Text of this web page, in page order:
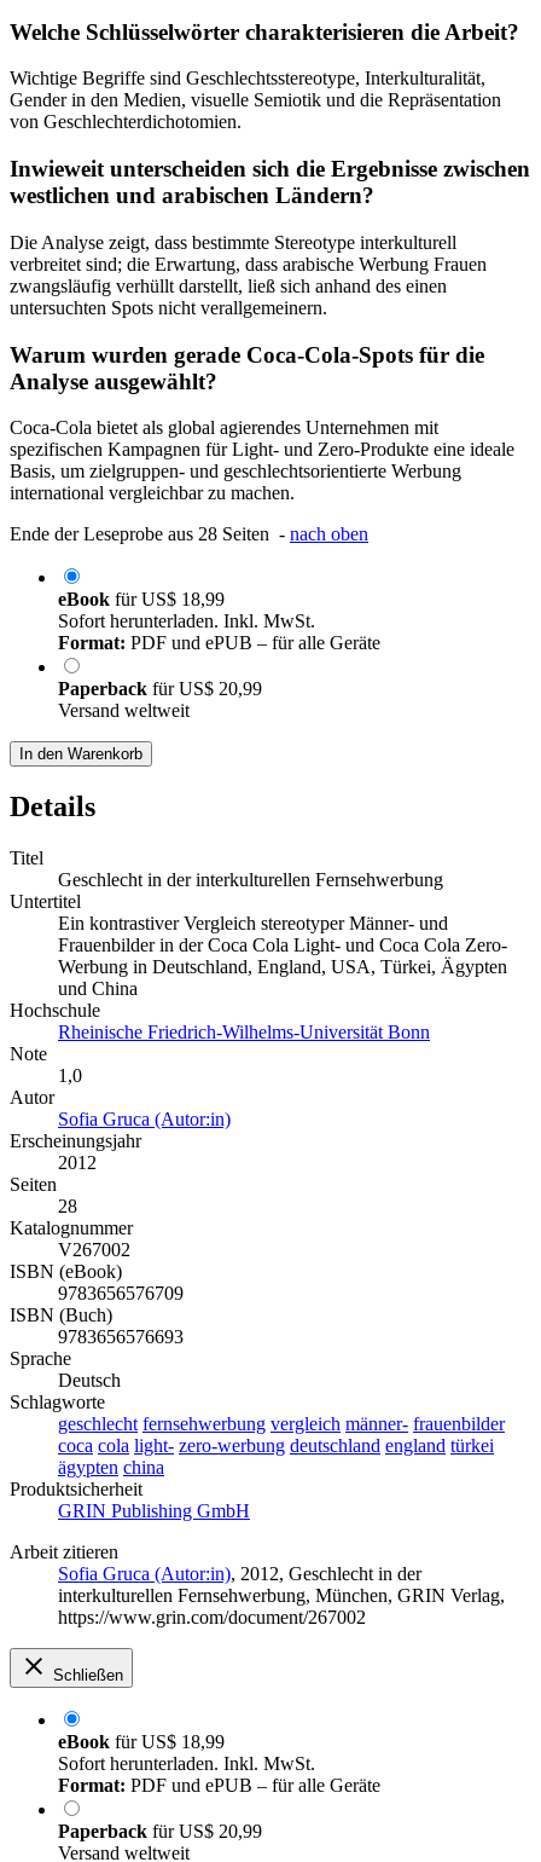
Welche Schlüsselwörter charakterisieren die Arbeit?
Wichtige Begriffe sind Geschlechtsstereotype, Interkulturalität,
Gender in den Medien, visuelle Semiotik und die Repräsentation
von Geschlechterdichotomien.
Inwieweit unterscheiden sich die Ergebnisse zwischen
westlichen und arabischen Ländern?
Die Analyse zeigt, dass bestimmte Stereotype interkulturell
verbreitet sind; die Erwartung, dass arabische Werbung Frauen
zwangsläufig verhüllt darstellt, ließ sich anhand des einen
untersuchten Spots nicht verallgemeinern.
Warum wurden gerade Coca-Cola-Spots für die
Analyse ausgewählt?
Coca-Cola bietet als global agierendes Unternehmen mit
spezifischen Kampagnen für Light- und Zero-Produkte eine ideale
Basis, um zielgruppen- und geschlechtsorientierte Werbung
international vergleichbar zu machen.
Ende der Leseprobe aus 28 Seiten - nach oben
eBook fürUS$ 18,99
Sofort herunterladen. Inkl. MwSt.
Format: PDF und ePUB – für alle Geräte
Paperback fürUS$ 20,99
Versand weltweit
In den Warenkorb
Details
Titel
Geschlecht in der interkulturellen Fernsehwerbung
Untertitel
Ein kontrastiver Vergleich stereotyper Männer- und
Frauenbilder in der Coca Cola Light- und Coca Cola Zero-
Werbung in Deutschland, England, USA, Türkei, Ägypten
und China
Hochschule
Rheinische Friedrich-Wilhelms-Universität Bonn
Note
1,0
Autor
Sofia Gruca (Autor:in)
Erscheinungsjahr
2012
Seiten
28
Katalognummer
V267002
ISBN (eBook)
9783656576709
ISBN (Buch)
9783656576693
Sprache
Deutsch
Schlagworte
geschlecht fernsehwerbung vergleich männer- frauenbilder
coca cola light- zero-werbung deutschland england türkei
ägypten china
Produktsicherheit
GRIN Publishing GmbH
Arbeit zitieren
Sofia Gruca (Autor:in), 2012, Geschlecht in der
interkulturellen Fernsehwerbung, München, GRIN Verlag,
https://www.grin.com/document/267002
Schließen
eBook fürUS$ 18,99
Sofort herunterladen. Inkl. MwSt.
Format: PDF und ePUB – für alle Geräte
Paperback fürUS$ 20,99
Versand weltweit